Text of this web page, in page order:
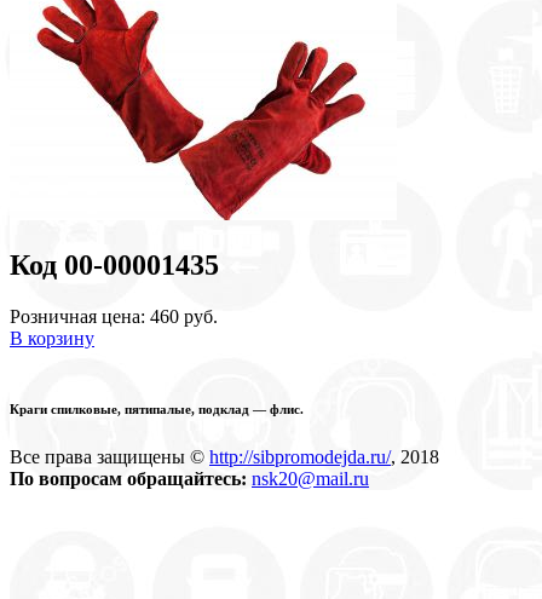
Код 00-00001435
Розничная цена: 460 руб.
В корзину
Краги спилковые, пятипалые, подклад — флис.
Все права защищены © http://sibpromodejda.ru/, 2018
По вопросам обращайтесь: nsk20@mail.ru